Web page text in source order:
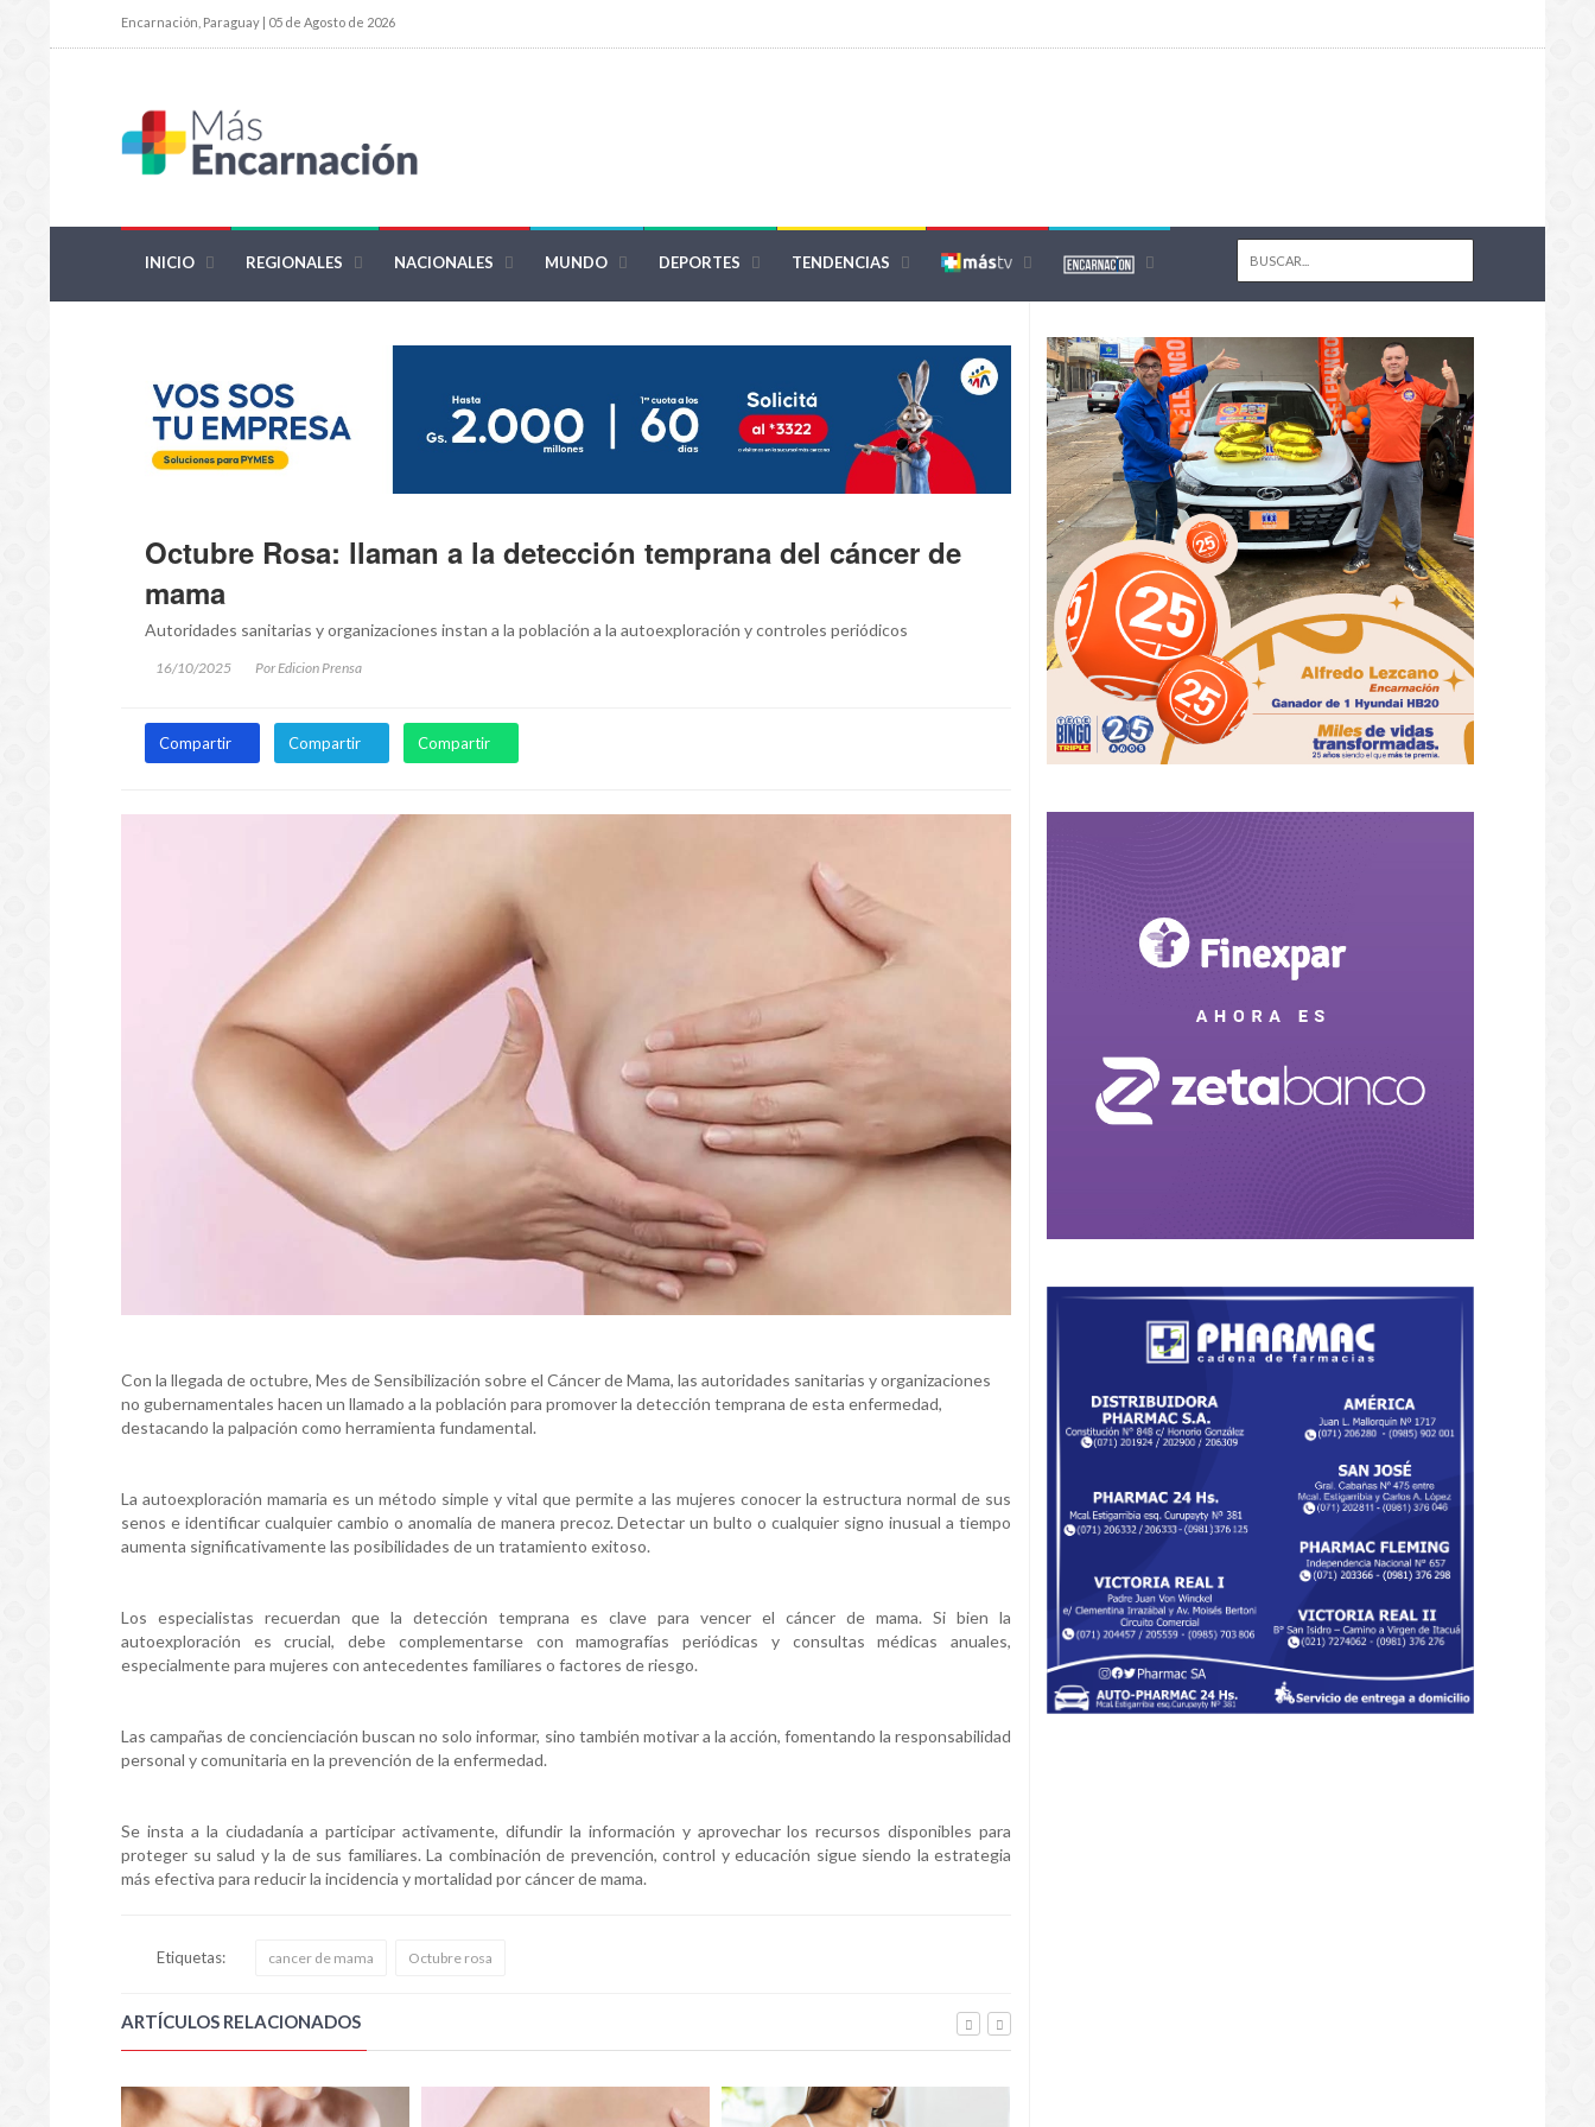
Encarnación, Paraguay | 05 de Agosto de 2026
INICIO REGIONALES NACIONALES MUNDO DEPORTES TENDENCIAS
Octubre Rosa: llaman a la detección temprana del cáncer de
mama
Autoridades sanitarias y organizaciones instan a la población a la autoexploración y controles periódicos
16/10/2025 Por Edicion Prensa
Compartir Compartir Compartir
Con la llegada de octubre, Mes de Sensibilización sobre el Cáncer de Mama, las autoridades sanitarias y organizaciones
no gubernamentales hacen un llamado a la población para promover la detección temprana de esta enfermedad,
destacando la palpación como herramienta fundamental.
La autoexploración mamaria es un método simple y vital que permite a las mujeres conocer la estructura normal de sus
senos e identificar cualquier cambio o anomalía de manera precoz. Detectar un bulto o cualquier signo inusual a tiempo
aumenta significativamente las posibilidades de un tratamiento exitoso.
Los especialistas recuerdan que la detección temprana es clave para vencer el cáncer de mama. Si bien la
autoexploración es crucial, debe complementarse con mamografías periódicas y consultas médicas anuales,
especialmente para mujeres con antecedentes familiares o factores de riesgo.
Las campañas de concienciación buscan no solo informar, sino también motivar a la acción, fomentando la responsabilidad
personal y comunitaria en la prevención de la enfermedad.
Se insta a la ciudadanía a participar activamente, difundir la información y aprovechar los recursos disponibles para
proteger su salud y la de sus familiares. La combinación de prevención, control y educación sigue siendo la estrategia
más efectiva para reducir la incidencia y mortalidad por cáncer de mama.
Etiquetas: cancer de mama Octubre rosa
ARTÍCULOS RELACIONADOS